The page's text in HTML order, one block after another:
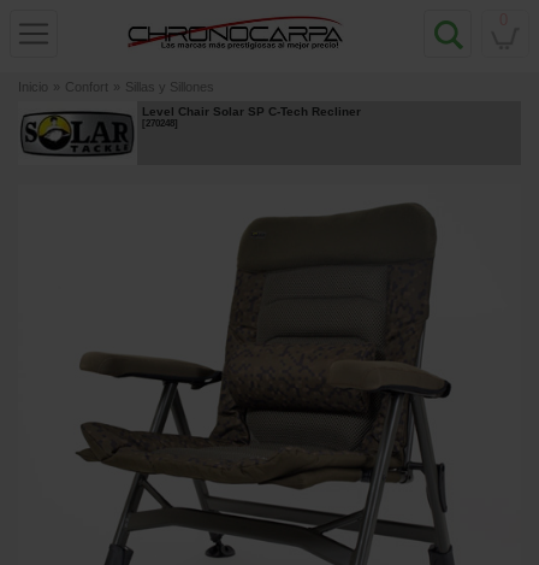
Inicio » Confort » Sillas y Sillones
Level Chair Solar SP C-Tech Recliner
[270248]